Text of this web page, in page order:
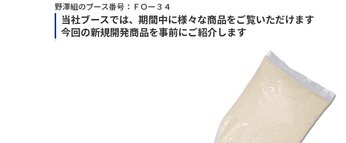
野澤組のブース番号：ＦＯー３４
当社ブースでは、期間中に様々な商品をご覧いただけます
今回の新規開発商品を事前にご紹介します